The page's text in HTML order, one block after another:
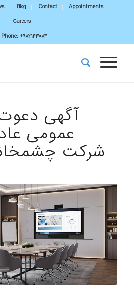
Blog Contact
Appointments
Careers
Phone:+982143083
آگهی
عمومی
شرکت